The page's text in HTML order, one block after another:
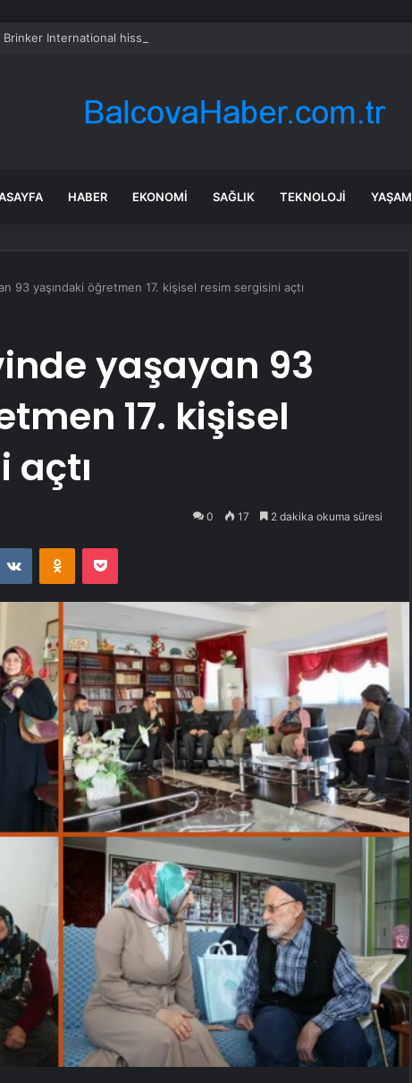
Brinker International hissesi 12 Ağustos’ta yüzde 6,6 hareket edebilir
HABER EKONOMI SAĞLIK TEKNOLOJI YAŞAM
93 yaşındaki öğretmen 17. kişisel resim sergisini açtı
yaşayan 93
17. kişisel
açtı
0 17 2 dakika okuma süresi
VKontakteOdnoklassniki
Pocket